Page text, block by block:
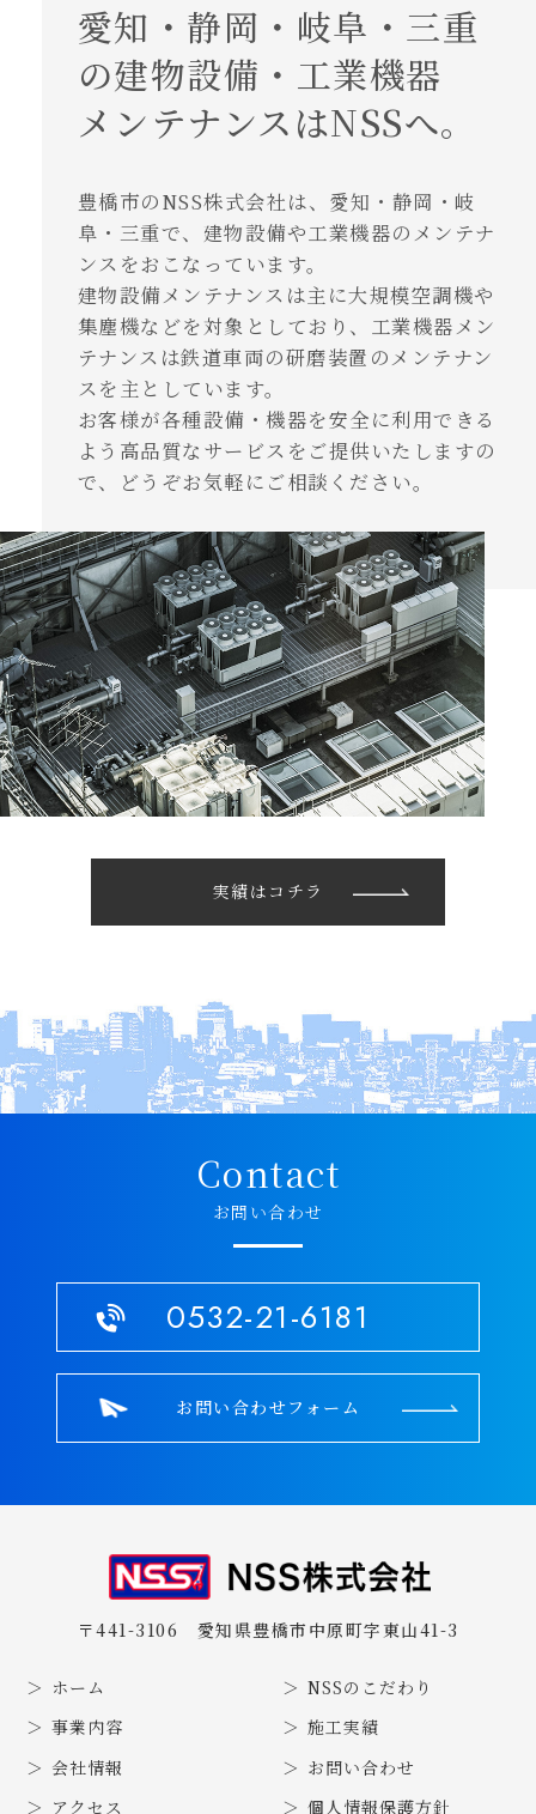
愛知・静岡・岐阜・三重
の建物設備・工業機器
メンテナンスはNSSへ。
豊橋市のNSS株式会社は、愛知・静岡・岐
阜・三重で、建物設備や工業機器のメンテナ
ンスをおこなっています。
建物設備メンテナンスは主に大規模空調機や
集塵機などを対象としており、工業機器メン
テナンスは鉄道車両の研磨装置のメンテナン
スを主としています。
お客様が各種設備・機器を安全に利用できる
よう高品質なサービスをご提供いたしますの
で、どうぞお気軽にご相談ください。
実績はコチラ
Contact
お問い合わせ
0532-21-6181
お問い合わせフォーム
〒441-3106 愛知県豊橋市中原町字東山41-3
ホーム
NSSのこだわり
事業内容
施工実績
会社情報
お問い合わせ
アクセス
個人情報保護方針